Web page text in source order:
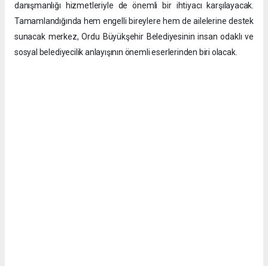
danışmanlığı hizmetleriyle de önemli bir ihtiyacı karşılayacak.
Tamamlandığında hem engelli bireylere hem de ailelerine destek
sunacak merkez, Ordu Büyükşehir Belediyesinin insan odaklı ve
sosyal belediyecilik anlayışının önemli eserlerinden biri olacak.